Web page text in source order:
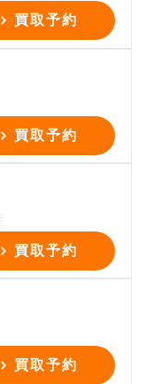
買取予約
買取予約
買取予約
買取予約